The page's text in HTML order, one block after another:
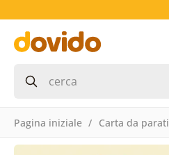
Pagina iniziale Carta da parati